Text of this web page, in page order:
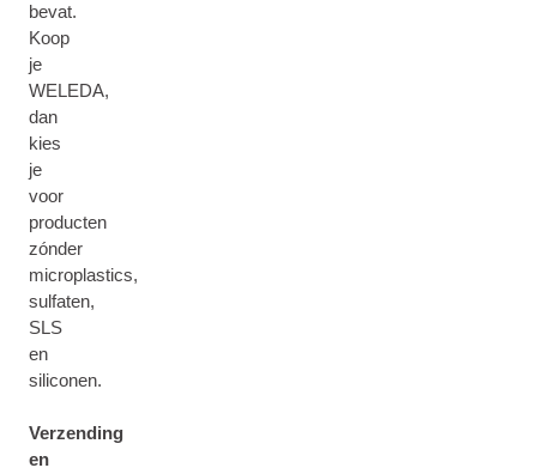
bevat.
Koop
je
WELEDA,
dan
kies
je
voor
producten
zónder
microplastics,
sulfaten,
SLS
en
siliconen.
Verzending
en